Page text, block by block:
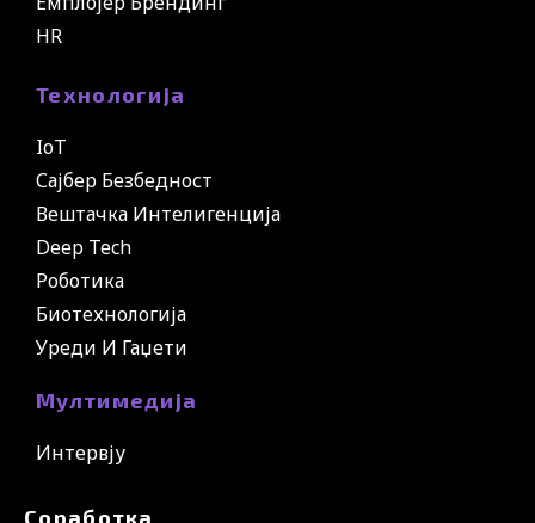
HR
Технологија
IoT
Сајбер Безбедност
Вештачка Интелигенција
Deep Tech
Роботика
Биотехнологија
Уреди И Гаџети
Мултимедија
Интервју
Соработка